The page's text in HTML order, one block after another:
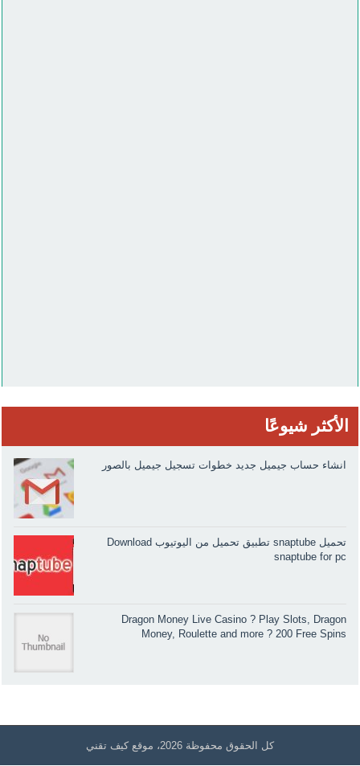
الأكثر شيوعًا
انشاء حساب جيميل جديد خطوات تسجيل جيميل بالصور
تحميل snaptube تطبيق تحميل من اليوتيوب Download
snaptube for pc
Dragon Money Live Casino ? Play Slots, Dragon
Money, Roulette and more ? 200 Free Spins
كل الحقوق محفوظة 2026، موقع كيف تقني